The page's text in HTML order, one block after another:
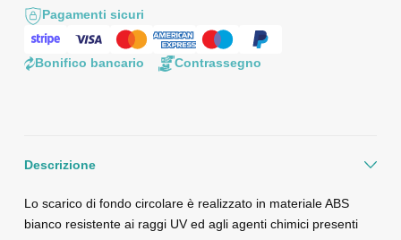
Pagamenti sicuri
Bonifico bancario Contrassegno
Descrizione
Lo scarico di fondo circolare è realizzato in materiale ABS
bianco resistente ai raggi UV ed agli agenti chimici presenti